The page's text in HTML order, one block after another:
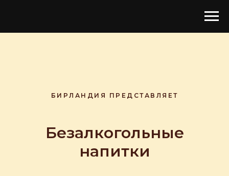
БИРЛАНДИЯ ПРЕДСТАВЛЯЕТ
Безалкогольные
напитки